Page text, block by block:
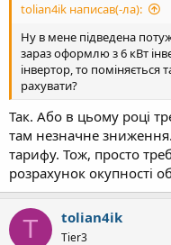
tolian4ik написав(-ла):
Ну в мене підведена
зараз оформлю з 6 кВт
інвертор, то
рахувати?
Так. Або в цьому році
там незначне
тарифу. Тож, просто
розрахунок окупності
T tolian4ik
Tier3